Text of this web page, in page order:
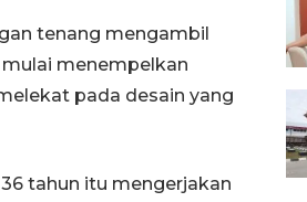
tenang mengambil
menempelkan
pada desain yang
tahun itu mengerjakan